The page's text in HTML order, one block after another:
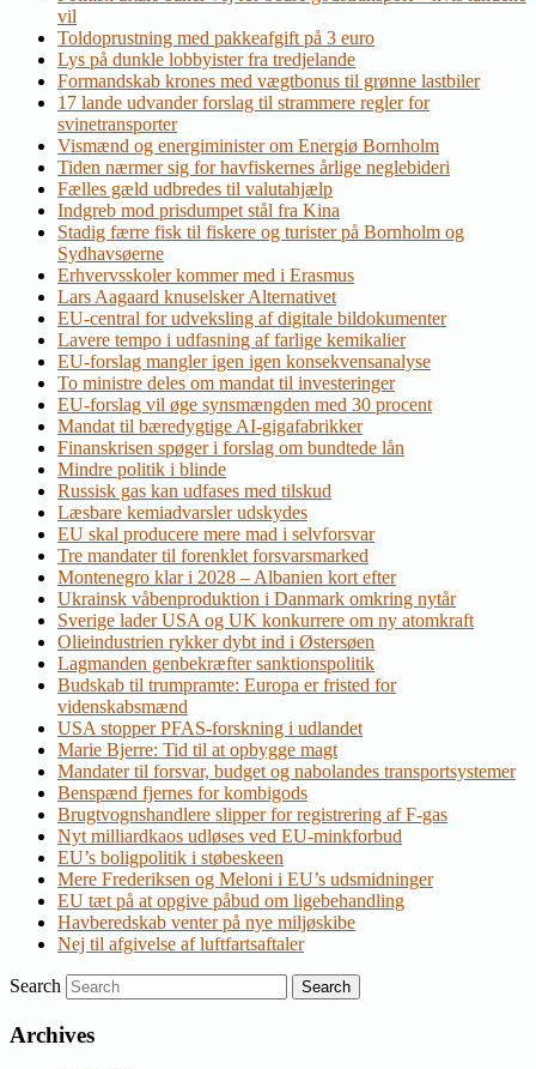
vil
Toldoprustning med pakkeafgift på 3 euro
Lys på dunkle lobbyister fra tredjelande
Formandskab krones med vægtbonus til grønne lastbiler
17 lande udvander forslag til strammere regler for
svinetransporter
Vismænd og energiminister om Energiø Bornholm
Tiden nærmer sig for havfiskernes årlige neglebideri
Fælles gæld udbredes til valutahjælp
Indgreb mod prisdumpet stål fra Kina
Stadig færre fisk til fiskere og turister på Bornholm og
Sydhavsøerne
Erhvervsskoler kommer med i Erasmus
Lars Aagaard knuselsker Alternativet
EU-central for udveksling af digitale bildokumenter
Lavere tempo i udfasning af farlige kemikalier
EU-forslag mangler igen igen konsekvensanalyse
To ministre deles om mandat til investeringer
EU-forslag vil øge synsmængden med 30 procent
Mandat til bæredygtige AI-gigafabrikker
Finanskrisen spøger i forslag om bundtede lån
Mindre politik i blinde
Russisk gas kan udfases med tilskud
Læsbare kemiadvarsler udskydes
EU skal producere mere mad i selvforsvar
Tre mandater til forenklet forsvarsmarked
Montenegro klar i 2028 – Albanien kort efter
Ukrainsk våbenproduktion i Danmark omkring nytår
Sverige lader USA og UK konkurrere om ny atomkraft
Olieindustrien rykker dybt ind i Østersøen
Lagmanden genbekræfter sanktionspolitik
Budskab til trumpramte: Europa er fristed for
videnskabsmænd
USA stopper PFAS-forskning i udlandet
Marie Bjerre: Tid til at opbygge magt
Mandater til forsvar, budget og nabolandes transportsystemer
Benspænd fjernes for kombigods
Brugtvognshandlere slipper for registrering af F-gas
Nyt milliardkaos udløses ved EU-minkforbud
EU’s boligpolitik i støbeskeen
Mere Frederiksen og Meloni i EU’s udsmidninger
EU tæt på at opgive påbud om ligebehandling
Havberedskab venter på nye miljøskibe
Nej til afgivelse af luftfartsaftaler
Search
Archives